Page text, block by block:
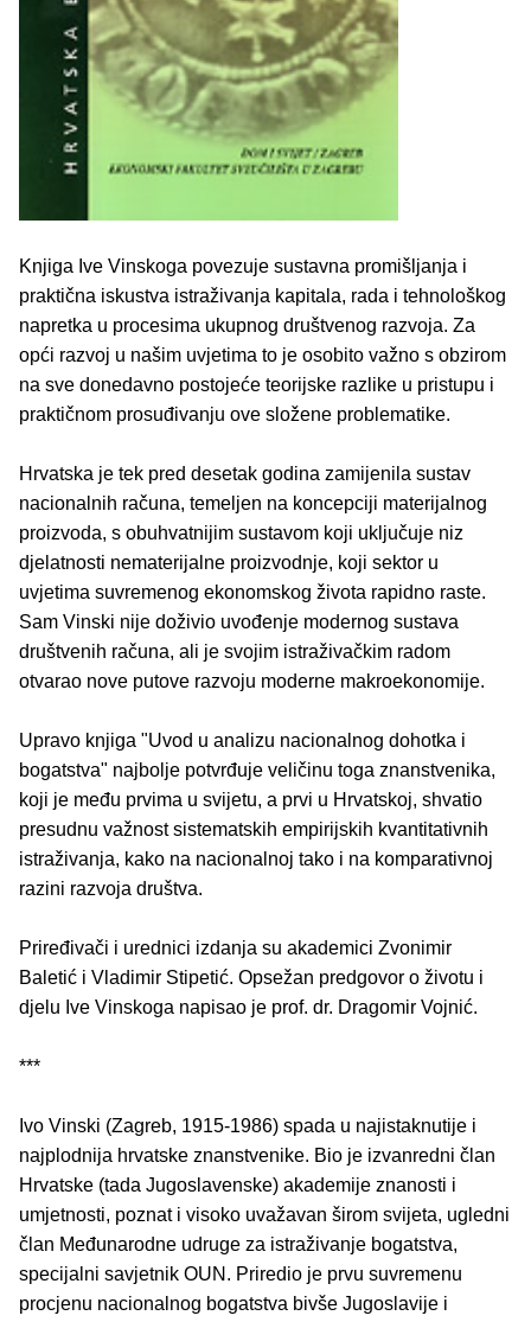
Knjiga Ive Vinskoga povezuje sustavna promišljanja i
praktična iskustva istraživanja kapitala, rada i tehnološkog
napretka u procesima ukupnog društvenog razvoja. Za
opći razvoj u našim uvjetima to je osobito važno s obzirom
na sve donedavno postojeće teorijske razlike u pristupu i
praktičnom prosuđivanju ove složene problematike.
Hrvatska je tek pred desetak godina zamijenila sustav
nacionalnih računa, temeljen na koncepciji materijalnog
proizvoda, s obuhvatnijim sustavom koji uključuje niz
djelatnosti nematerijalne proizvodnje, koji sektor u
uvjetima suvremenog ekonomskog života rapidno raste.
Sam Vinski nije doživio uvođenje modernog sustava
društvenih računa, ali je svojim istraživačkim radom
otvarao nove putove razvoju moderne makroekonomije.
Upravo knjiga "Uvod u analizu nacionalnog dohotka i
bogatstva" najbolje potvrđuje veličinu toga znanstvenika,
koji je među prvima u svijetu, a prvi u Hrvatskoj, shvatio
presudnu važnost sistematskih empirijskih kvantitativnih
istraživanja, kako na nacionalnoj tako i na komparativnoj
razini razvoja društva.
Priređivači i urednici izdanja su akademici Zvonimir
Baletić i Vladimir Stipetić. Opsežan predgovor o životu i
djelu Ive Vinskoga napisao je prof. dr. Dragomir Vojnić.
***
Ivo Vinski (Zagreb, 1915-1986) spada u najistaknutije i
najplodnija hrvatske znanstvenike. Bio je izvanredni član
Hrvatske (tada Jugoslavenske) akademije znanosti i
umjetnosti, poznat i visoko uvažavan širom svijeta, ugledni
član Međunarodne udruge za istraživanje bogatstva,
specijalni savjetnik OUN. Priredio je prvu suvremenu
procjenu nacionalnog bogatstva bivše Jugoslavije i